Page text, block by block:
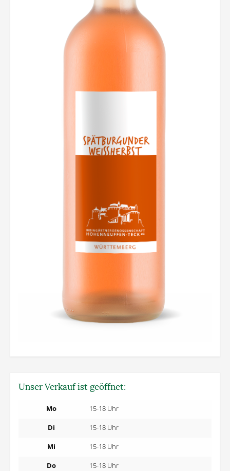
Unser Verkauf ist geöffnet:
Mo 15-18 Uhr
Di 15-18 Uhr
Mi 15-18 Uhr
Do 15-18 Uhr